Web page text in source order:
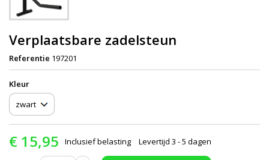
Verplaatsbare zadelsteun
Referentie 197201
Kleur
€ 15,95 Inclusief belasting Levertijd 3 - 5 dagen